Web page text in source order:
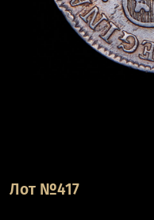
Лот №417